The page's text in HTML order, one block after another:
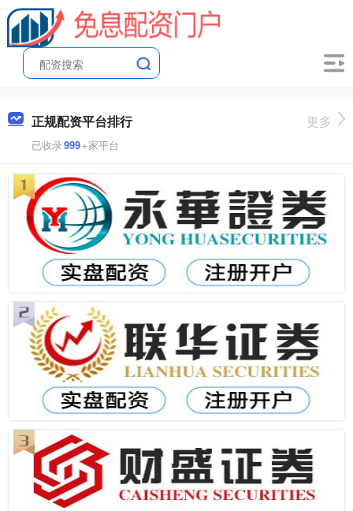
正规配资平台排行
已收录999+家平台
更多